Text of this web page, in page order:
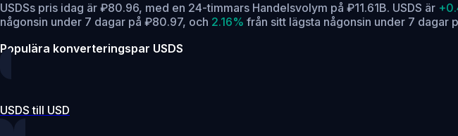
USDSs pris idag är ₽80.96, med en 24-timmars Handelsvolym på ₽11.61B. USDS är
någonsin under 7 dagar på ₽80.97, och 2.16% från sitt lägsta någonsin under 7 dagar
Populära konverteringspar USDS
USDS till USD